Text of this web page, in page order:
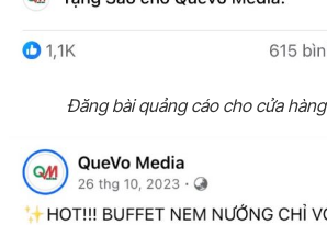
Đăng bài quảng cáo cho cửa